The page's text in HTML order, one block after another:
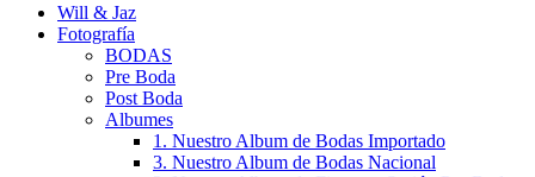
Will & Jaz
Fotografía
BODAS
Pre Boda
Post Boda
Albumes
1. Nuestro Album de Bodas Importado
3. Nuestro Album de Bodas Nacional